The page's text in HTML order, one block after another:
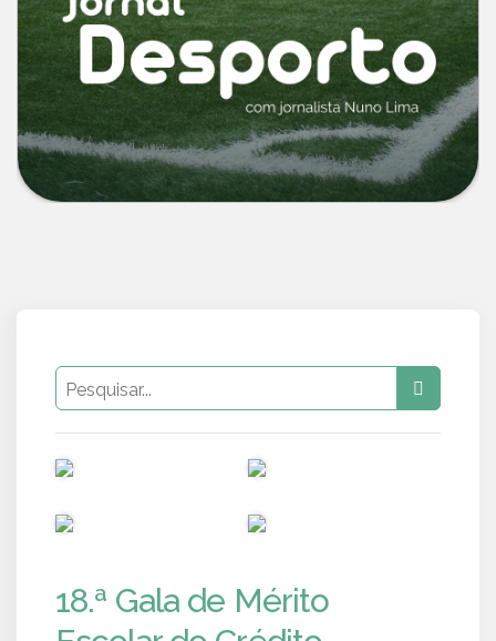
18.ª Gala de Mérito